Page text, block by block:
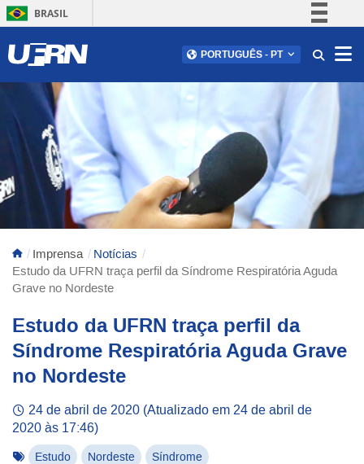
BRASIL
Comunica BR
Acesso à informação
Legislação
Canais
PORTUGUÊS - PT
Imprensa
Notícias
Estudo da UFRN traça perfil da Síndrome Respiratória Aguda
Grave no Nordeste
Estudo da UFRN traça perfil da
Síndrome Respiratória Aguda Grave
no Nordeste
24 de abril de 2020 (Atualizado em 24 de abril de
2020 às 17:46)
Estudo Nordeste Síndrome